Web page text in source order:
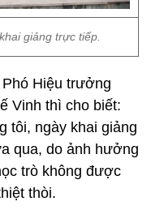
giảng trực tiếp.
Hiệu trưởng
Vinh thì cho biết:
tôi, ngày khai giảng
qua, do ảnh hưởng
trò không được
thòi.